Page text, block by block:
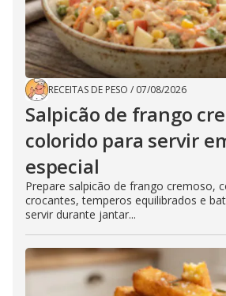
RECEITAS DE PESO / 07/08/2026
Salpicão de frango
colorido para servir
especial
Prepare salpicão de frango cremoso,
crocantes, temperos equilibrados e
servir durante jantar...